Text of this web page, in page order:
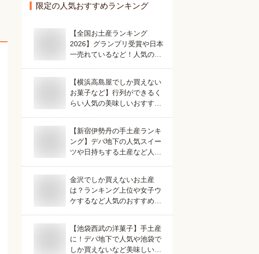
限定の人気おすすめランキング
【全国お土産ランキング
2026】グランプリ受賞や日本
一売れているなど！人気のご
【横浜高島屋でしか買えない
お菓子など】行列ができるく
らい人気の美味しいおすすめ
【新宿伊勢丹の手土産ランキ
ング】デパ地下の人気スイー
ツや日持ちする土産など人気
金沢でしか買えないお土産
は？ランキング上位や女子ウ
ケするなど人気のおすすめを
【池袋西武の洋菓子】手土産
に！デパ地下で人気や池袋で
しか買えないなど美味しいお